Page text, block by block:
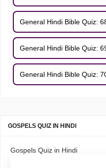
General Hindi Bible Quiz:
General Hindi Bible Quiz:
General Hindi Bible Quiz:
GOSPELS QUIZ IN HINDI
Gospels Quiz in Hindi